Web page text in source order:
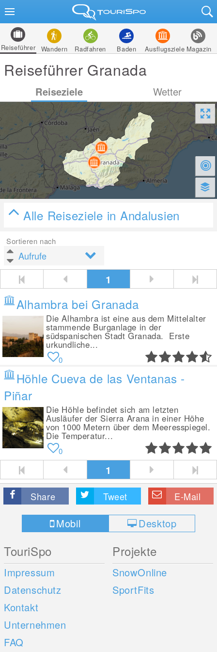
Reiseführer Wandern Radfahren Baden Ausflugsziele Magazin
Reiseführer Granada
Reiseziele Wetter
Alle Reiseziele in Andalusien
Sortieren nach
1
Alhambra bei Granada
Die Alhambra ist eine aus dem Mittelalter
stammende Burganlage in der
südspanischen Stadt Granada. Erste
urkundliche...
0
Höhle Cueva de las Ventanas -
Piñar
Die Höhle befindet sich am letzten
Ausläufer der Sierra Arana in einer Höhe
von 1000 Metern über dem Meeresspiegel.
Die Temperatur...
0
1
Share Tweet E-Mail
Mobil Desktop
TouriSpo
Impressum
Datenschutz
Kontakt
Unternehmen
FAQ
Projekte
SnowOnline
SportFits